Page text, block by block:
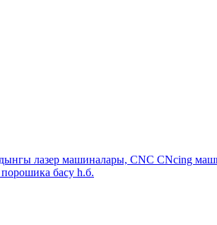
лазер машиналары, CNC CNcing
басу һ.б.